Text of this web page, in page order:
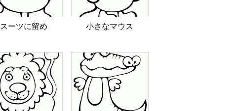
スーツに留め 小さなマウス